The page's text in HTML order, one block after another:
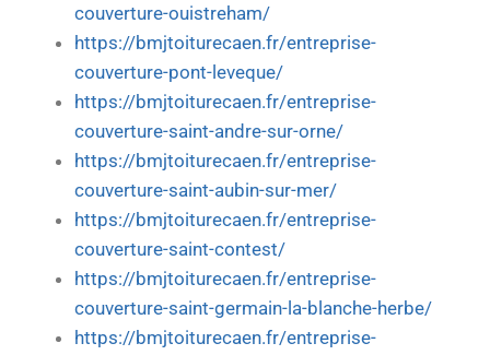
couverture-ouistreham/
https://bmjtoiturecaen.fr/entreprise-
couverture-pont-leveque/
https://bmjtoiturecaen.fr/entreprise-
couverture-saint-andre-sur-orne/
https://bmjtoiturecaen.fr/entreprise-
couverture-saint-aubin-sur-mer/
https://bmjtoiturecaen.fr/entreprise-
couverture-saint-contest/
https://bmjtoiturecaen.fr/entreprise-
couverture-saint-germain-la-blanche-herbe/
https://bmjtoiturecaen.fr/entreprise-